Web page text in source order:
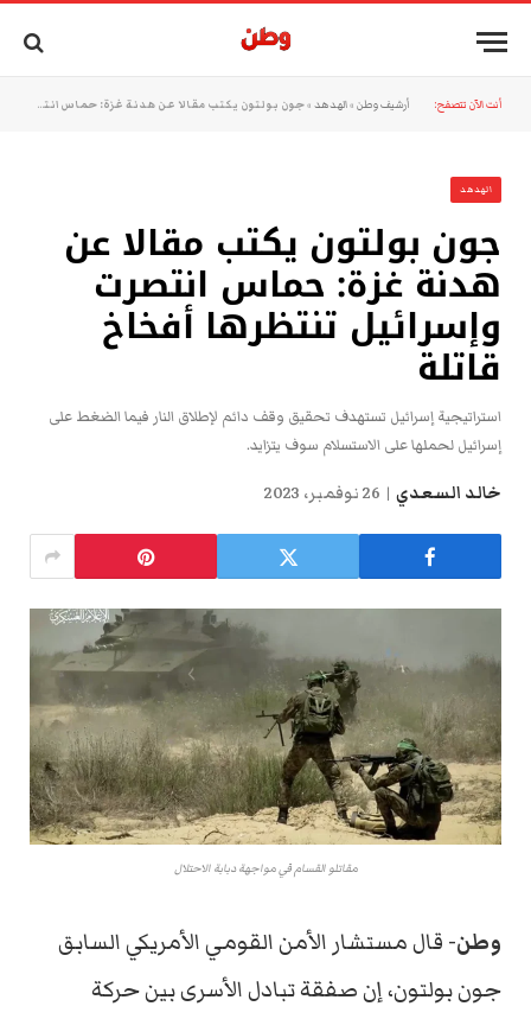
أنت الآن تتصفح: أرشيف وطن »الهدهد »جون بولتون يكتب مقالا عن هدنة غزة: حماس انتصرت وإسرائيل تنتظرها أفخاخ قاتلة
الهدهد
جون بولتون يكتب مقالا عن
هدنة غزة: حماس انتصرت
وإسرائيل تنتظرها أفخاخ
قاتلة
استراتيجية إسرائيل تستهدف تحقيق وقف دائم لإطلاق النار فيما الضغط على
إسرائيل لحملها على الاستسلام سوف يتزايد.
خالد السعدي 26 نوفمبر، 2023
مقاتلو القسام في مواجهة دبابة الاحتلال
وطن- قال مستشار الأمن القومي الأمريكي السابق
جون بولتون، إن صفقة تبادل الأسرى بين حركة